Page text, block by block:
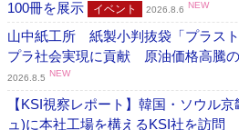
100冊を展示
イベント 2026.8.6 NEW
山中紙工所 紙製小判抜袋「プラス
プラ社会実現に貢献 原油価格高騰
2026.8.5 NEW
【KSI視察レポート】韓国・ソウル
ュ)に本社工場を構えるKSI社を訪問